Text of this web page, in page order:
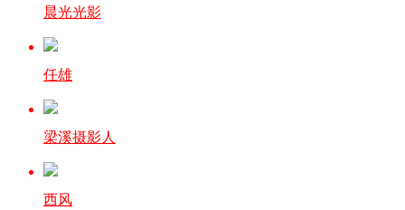
晨光光影
任雄
梁溪摄影人
西风